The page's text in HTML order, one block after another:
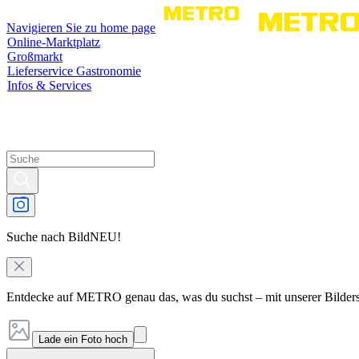
Navigieren Sie zu home page
Online-Marktplatz
Großmarkt
Lieferservice Gastronomie
Infos & Services
Suche nach BildNEU!
Entdecke auf METRO genau das, was du suchst – mit unserer
Lade ein Foto hoch